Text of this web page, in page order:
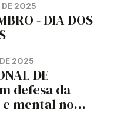
DE 2025
- DIA DOS
2025
DE
mental no